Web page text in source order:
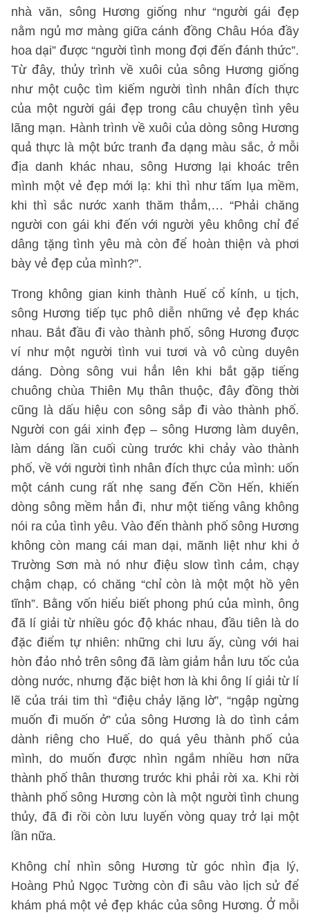
nhà văn, sông Hương giống như “người gái đẹp
nằm ngủ mơ màng giữa cánh đồng Châu Hóa đầy
hoa dại” được “người tình mong đợi đến đánh thức”.
Từ đây, thủy trình về xuôi của sông Hương giống
như một cuộc tìm kiếm người tình nhân đích thực
của một người gái đẹp trong câu chuyện tình yêu
lãng mạn. Hành trình về xuôi của dòng sông Hương
quả thực là một bức tranh đa dạng màu sắc, ở mỗi
địa danh khác nhau, sông Hương lại khoác trên
mình một vẻ đẹp mới lạ: khi thì như tấm lụa mềm,
khi thì sắc nước xanh thăm thẳm,… “Phải chăng
người con gái khi đến với người yêu không chỉ để
dâng tặng tình yêu mà còn để hoàn thiện và phơi
bày vẻ đẹp của mình?”.
Trong không gian kinh thành Huế cổ kính, u tịch,
sông Hương tiếp tục phô diễn những vẻ đẹp khác
nhau. Bắt đầu đi vào thành phố, sông Hương được
ví như một người tình vui tươi và vô cùng duyên
dáng. Dòng sông vui hẳn lên khi bắt gặp tiếng
chuông chùa Thiên Mụ thân thuộc, đây đồng thời
cũng là dấu hiệu con sông sắp đi vào thành phố.
Người con gái xinh đẹp – sông Hương làm duyên,
làm dáng lần cuối cùng trước khi chảy vào thành
phố, về với người tình nhân đích thực của mình: uốn
một cánh cung rất nhẹ sang đến Cồn Hến, khiến
dòng sông mềm hẳn đi, như một tiếng vâng không
nói ra của tình yêu. Vào đến thành phố sông Hương
không còn mang cái man dại, mãnh liệt như khi ở
Trường Sơn mà nó như điệu slow tình cảm, chạy
chậm chạp, có chăng “chỉ còn là một một hồ yên
tĩnh”. Bằng vốn hiểu biết phong phú của mình, ông
đã lí giải từ nhiều góc độ khác nhau, đầu tiên là do
đặc điểm tự nhiên: những chi lưu ấy, cùng với hai
hòn đảo nhỏ trên sông đã làm giảm hẳn lưu tốc của
dòng nước, nhưng đặc biệt hơn là khi ông lí giải từ lí
lẽ của trái tim thì “điệu chảy lặng lờ”, “ngập ngừng
muốn đi muốn ở” của sông Hương là do tình cảm
dành riêng cho Huế, do quá yêu thành phố của
mình, do muốn được nhìn ngắm nhiều hơn nữa
thành phố thân thương trước khi phải rời xa. Khi rời
thành phố sông Hương còn là một người tình chung
thủy, đã đi rồi còn lưu luyến vòng quay trở lại một
lần nữa.
Không chỉ nhìn sông Hương từ góc nhìn địa lý,
Hoàng Phủ Ngọc Tường còn đi sâu vào lịch sử để
khám phá một vẻ đẹp khác của sông Hương. Ở mỗi